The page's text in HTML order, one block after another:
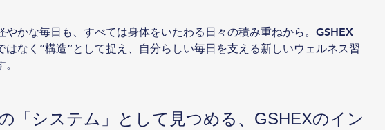
やかな毎日も、すべては身体をいたわる日々の積み重ねから。GSHEX
はなく“構造”として捉え、自分らしい毎日を支える新しいウェルネス習
「システム」として見つめる、GSHEXのイン